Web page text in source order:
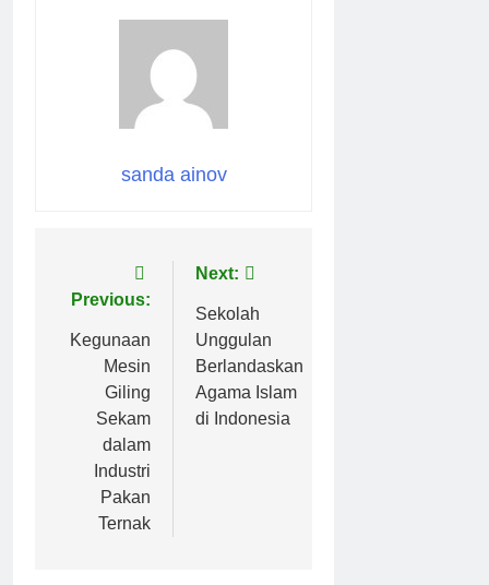
sanda ainov
Navigasi
Previous:
Kegunaan
Mesin
Giling
Sekam
dalam
Industri
Pakan
Ternak
Next:
Sekolah
Unggulan
Berlandaskan
Agama Islam
di Indonesia